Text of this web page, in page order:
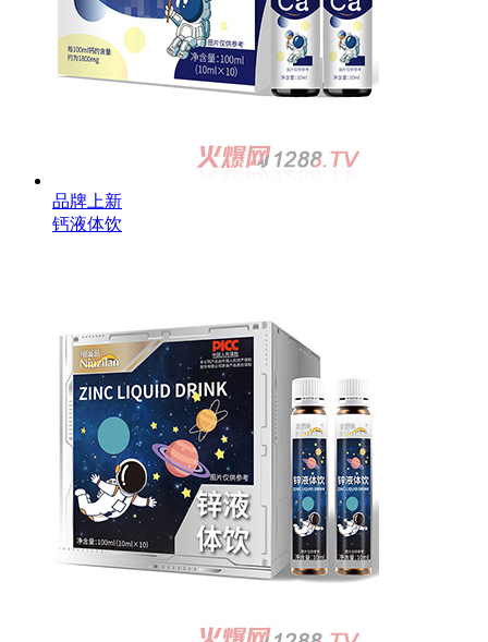
品牌上新
钙液体饮